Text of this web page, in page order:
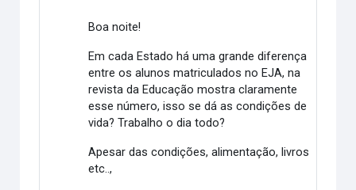
Boa noite!
Em cada Estado há uma grande diferença
entre os alunos matriculados no EJA, na
revista da Educação mostra claramente
esse número, isso se dá as condições de
vida? Trabalho o dia todo?
Apesar das condições, alimentação, livros
etc..,